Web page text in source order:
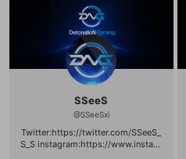
SSeeS
@SSeeSxi
Twitter:https://twitter.com/SSeeS_
S_S instagram:https://www.instagr